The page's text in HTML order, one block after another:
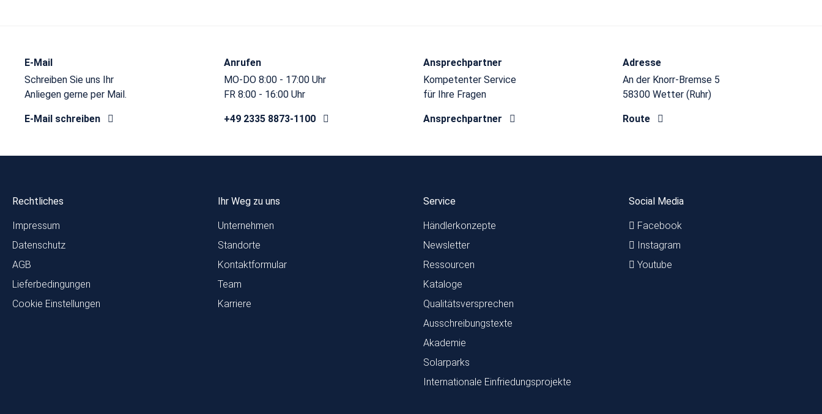
E-Mail
Schreiben Sie uns Ihr
Anliegen gerne per Mail.
E-Mail schreiben
Anrufen
MO-DO 8:00 - 17:00 Uhr
FR 8:00 - 16:00 Uhr
+49 2335 8873-1100
Ansprechpartner
Kompetenter Service
für Ihre Fragen
Ansprechpartner
Adresse
An der Knorr-Bremse 5
58300 Wetter (Ruhr)
Route
Rechtliches
Impressum
Datenschutz
AGB
Lieferbedingungen
Cookie Einstellungen
Ihr Weg zu uns
Unternehmen
Standorte
Kontaktformular
Team
Karriere
Service
Händlerkonzepte
Newsletter
Ressourcen
Kataloge
Qualitätsversprechen
Ausschreibungstexte
Akademie
Solarparks
Internationale Einfriedungsprojekte
Social Media
Facebook
Instagram
Youtube